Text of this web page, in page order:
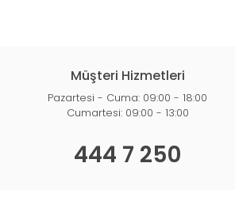
Müşteri Hizmetleri
Pazartesi - Cuma: 09:00 - 18:00
Cumartesi: 09:00 - 13:00
444 7 250